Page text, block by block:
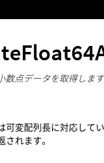
点データを取得します
可変配列長に対応して
れます。